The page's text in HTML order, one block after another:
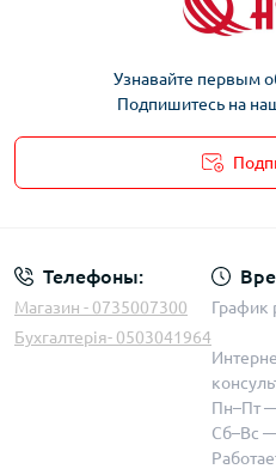
Узнавайте первым
Подпишитесь на
Телефоны:
Магазин - 0735007300
Бухгалтерія- 0503041964
График
Пн–Пт
Сб–Вс